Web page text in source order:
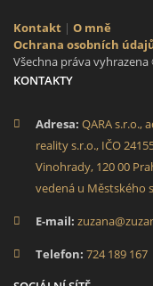
Kontakt | O mně
Ochrana osobních
Všechna práva vyhrazena
KONTAKTY
Adresa: QARA s.r.o.,
reality s.r.o., IČO
Vinohrady, 120 00
vedená u Městského
E-mail:
Telefon: 724 189 167